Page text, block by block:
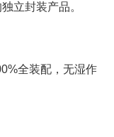
立封装产品。
全装配，无湿作